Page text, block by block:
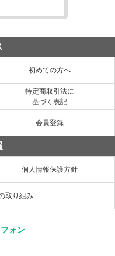
初めての方へ
特定商取引法に
基づく表記
会員登録
個人情報保護方針
取り組み
ォン